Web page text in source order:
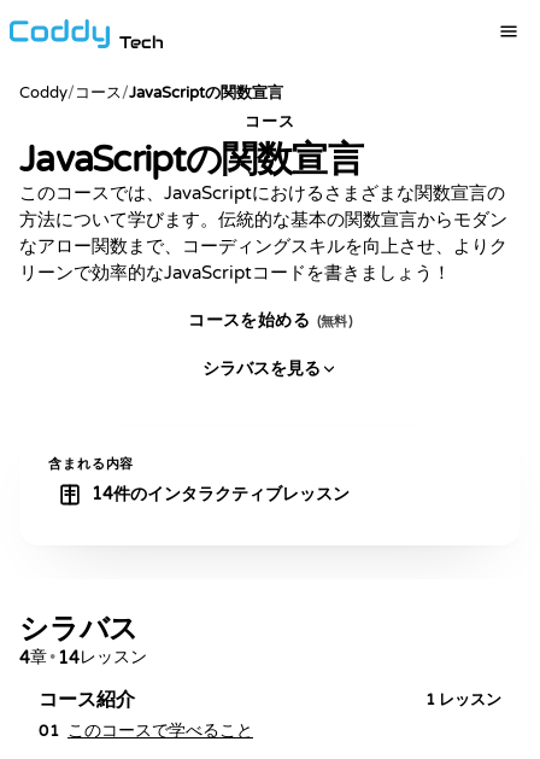
Tech
Coddy/コース/JavaScriptの関数宣言
コース
JavaScriptの関数宣言
このコースでは、JavaScriptにおけるさまざまな関数宣言の
方法について学びます。伝統的な基本の関数宣言からモダン
なアロー関数まで、コーディングスキルを向上させ、よりク
リーンで効率的なJavaScriptコードを書きましょう！
コースを始める (無料)
シラバスを見る
含まれる内容
14件のインタラクティブレッスン
シラバス
4章•14レッスン
コース紹介 1 レッスン
01 このコースで学べること